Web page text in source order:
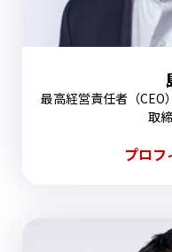
最高経営責任者（CEO
取
プロフ